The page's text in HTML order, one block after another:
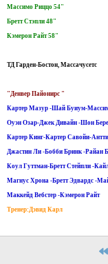
Массимо Риццо 54"
Бретт Стэпли 48"
Кэмерон Райт 58"
ТД Гарден-Бостон, Массачусетс
"Денвер Пайонирс "
Картер Мазур -Шай Буиум-
Оуэн Озар-Джек Дивайн -Шон
Картер Кинг-Картер Савойи-
Джастин Ли -Бобби Бринк -Райан
Коул Гуттман-Бретт Стейпли -
Магнус Хрона -Бретт Эдвардс -
Маккейд Вебстер -Кэмерон Райт
Тренер:Дэвид Карл